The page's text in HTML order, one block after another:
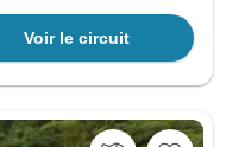
Voir le circuit